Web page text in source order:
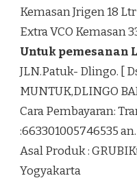
Kemasan Jrigen 18 Ltr
Extra VCO Kemasan
Untuk pemesanan
JLN.Patuk- Dlingo. [
MUNTUK,DLINGO
Cara Pembayaran:
:663301005746535
Asal Produk :
Yogyakarta